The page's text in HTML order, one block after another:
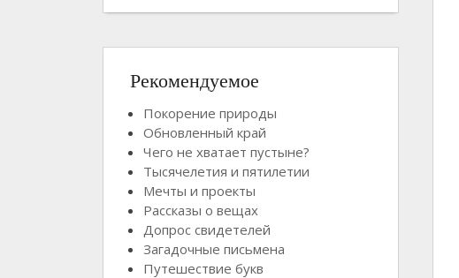
Рекомендуемое
Покорение природы
Обновленный край
Чего не хватает пустыне?
Тысячелетия и пятилетии
Мечты и проекты
Рассказы о вещах
Допрос свидетелей
Загадочные письмена
Путешествие букв